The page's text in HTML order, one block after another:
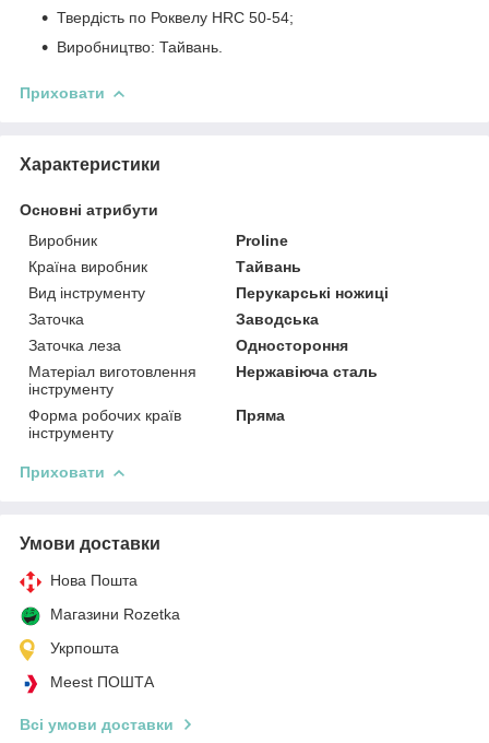
Твердість по Роквелу HRC 50-54;
Виробництво: Тайвань.
Приховати
Характеристики
Основні атрибути
Виробник
Proline
Країна виробник
Тайвань
Вид інструменту
Перукарські ножиці
Заточка
Заводська
Заточка леза
Одностороння
Матеріал виготовлення
інструменту
Нержавіюча сталь
Форма робочих країв
інструменту
Пряма
Приховати
Умови доставки
Нова Пошта
Магазини Rozetka
Укрпошта
Meest ПОШТА
Всі умови доставки